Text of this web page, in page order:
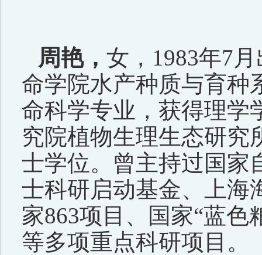
周艳， 女， 1983年7
命学院水产种质与育种
命科学专业，获得理学
究院植物生理生态研究
士学位。曾主持过国家
士科研启动基金、上海
家863项目、国家“蓝色
等多项重点科研项目。